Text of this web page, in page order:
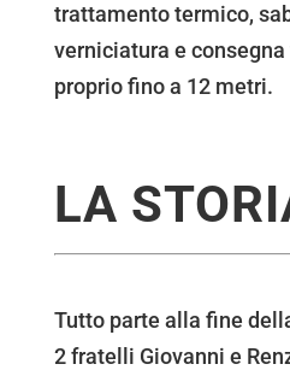
trattamento termico,
verniciatura e
proprio fino a 12 metri.
LA
Tutto parte alla fine
2 fratelli Giovanni e